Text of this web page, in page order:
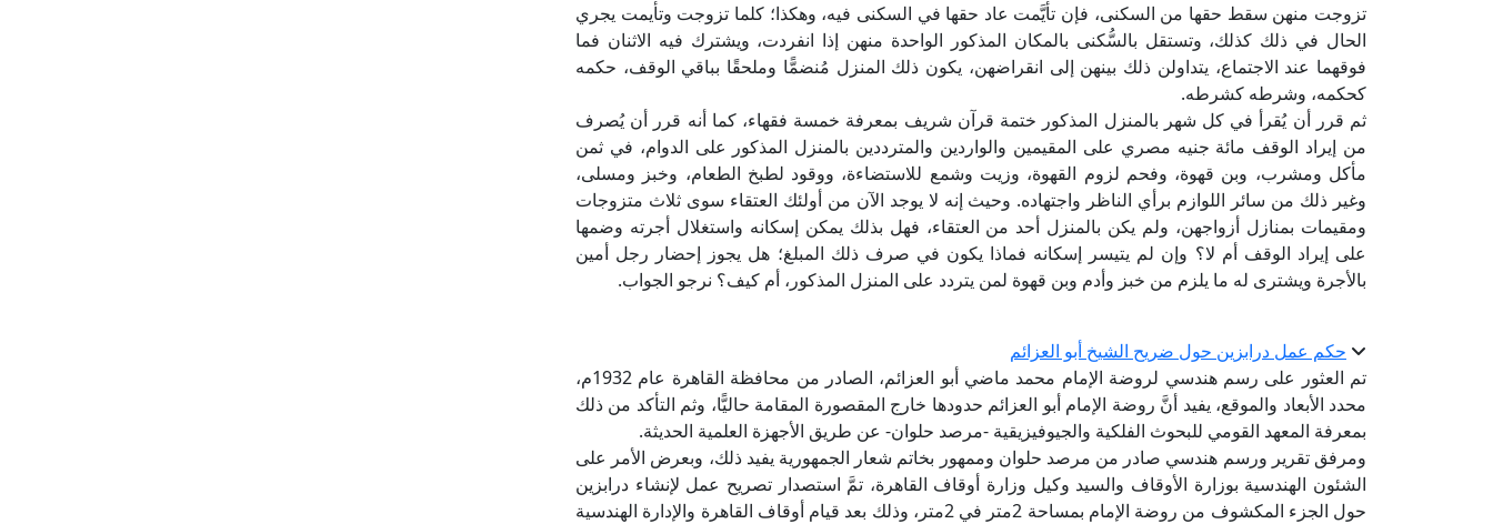
تزوجت منهن سقط حقها من السكنى، فإن تأيَّمت عاد حقها في السكنى فيه، وهكذا؛ كلما تزوجت وتأيمت يجري
الحال في ذلك كذلك، وتستقل بالسُّكنى بالمكان المذكور الواحدة منهن إذا انفردت، ويشترك فيه الاثنان فما
فوقهما عند الاجتماع، يتداولن ذلك بينهن إلى انقراضهن، يكون ذلك المنزل مُنضمًّا وملحقًا بباقي الوقف، حكمه
كحكمه، وشرطه كشرطه.
ثم قرر أن يُقرأ في كل شهر بالمنزل المذكور ختمة قرآن شريف بمعرفة خمسة فقهاء، كما أنه قرر أن يُصرف
من إيراد الوقف مائة جنيه مصري على المقيمين والواردين والمترددين بالمنزل المذكور على الدوام، في ثمن
مأكل ومشرب، وبن قهوة، وفحم لزوم القهوة، وزيت وشمع للاستضاءة، ووقود لطبخ الطعام، وخبز ومسلى،
وغير ذلك من سائر اللوازم برأي الناظر واجتهاده. وحيث إنه لا يوجد الآن من أولئك العتقاء سوى ثلاث متزوجات
ومقيمات بمنازل أزواجهن، ولم يكن بالمنزل أحد من العتقاء، فهل بذلك يمكن إسكانه واستغلال أجرته وضمها
على إيراد الوقف أم لا؟ وإن لم يتيسر إسكانه فماذا يكون في صرف ذلك المبلغ؛ هل يجوز إحضار رجل أمين
بالأجرة ويشترى له ما يلزم من خبز وأدم وبن قهوة لمن يتردد على المنزل المذكور، أم كيف؟ نرجو الجواب.
حكم عمل درابزين حول ضريح الشيخ أبو العزائم
تم العثور على رسم هندسي لروضة الإمام محمد ماضي أبو العزائم، الصادر من محافظة القاهرة عام 1932م،
محدد الأبعاد والموقع، يفيد أنَّ روضة الإمام أبو العزائم حدودها خارج المقصورة المقامة حاليًّا، وثم التأكد من ذلك
بمعرفة المعهد القومي للبحوث الفلكية والجيوفيزيقية -مرصد حلوان- عن طريق الأجهزة العلمية الحديثة.
ومرفق تقرير ورسم هندسي صادر من مرصد حلوان وممهور بخاتم شعار الجمهورية يفيد ذلك، وبعرض الأمر على
الشئون الهندسية بوزارة الأوقاف والسيد وكيل وزارة أوقاف القاهرة، تمَّ استصدار تصريح عمل لإنشاء درابزين
حول الجزء المكشوف من روضة الإمام بمساحة 2متر في 2متر، وذلك بعد قيام أوقاف القاهرة والإدارة الهندسية